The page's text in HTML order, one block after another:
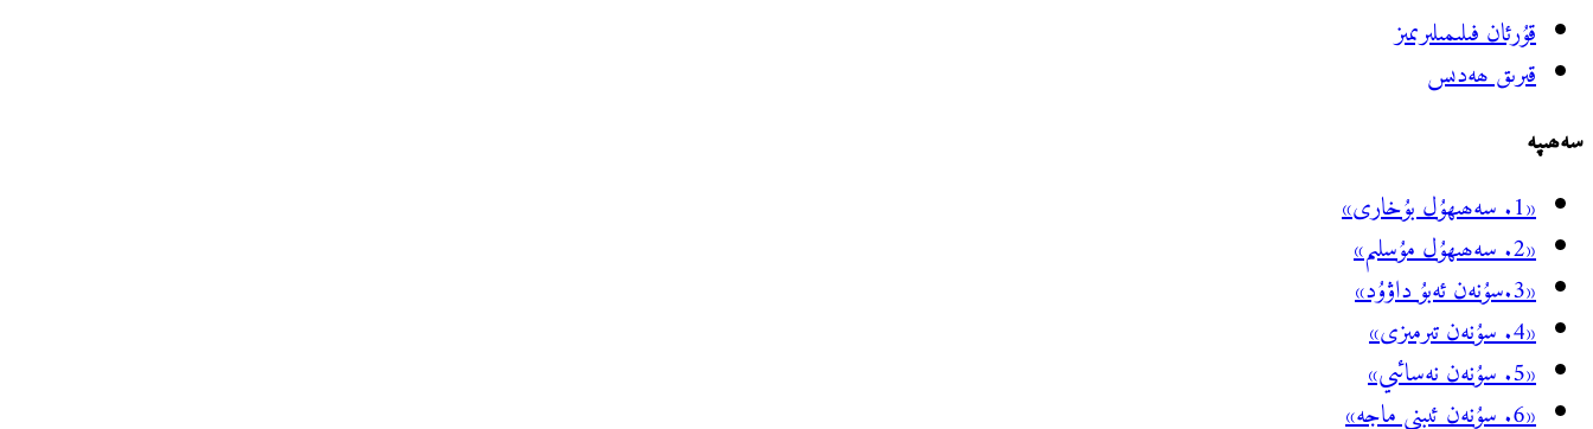
قۇرئان فىلىمىلىرىمىز
قىرىق ھەدىس
سەھىپە
«1. سەھىھۇل بۇخارى»
«2. سەھىھۇل مۇسلىم»
«3.سۇنەن ئەبۇ داۋۇد»
«4. سۇنەن تىرمىزى»
«5. سۇنەن نەسائىي»
«6. سۇنەن ئىبنى ماجە»